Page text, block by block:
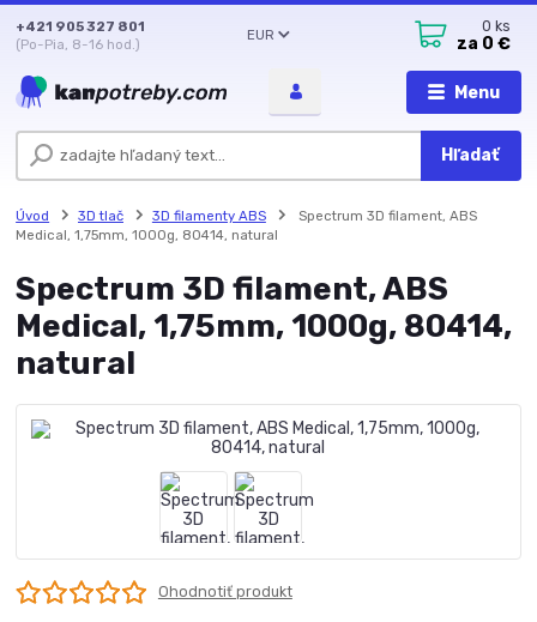
Menu
EUR
Hľadať
+421 905 327 801
(Po-Pia, 8-16 hod.)
0 ks
za 0 €
Úvod 3D tlač 3D filamenty ABS
Spectrum 3D filament, ABS
Medical, 1,75mm, 1000g, 80414, natural
Spectrum 3D filament, ABS
Medical, 1,75mm, 1000g, 80414,
natural
Ohodnotiť produkt